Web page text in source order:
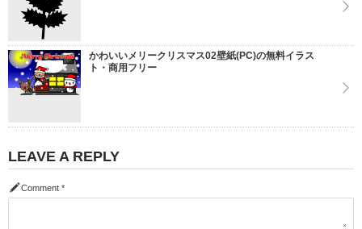
かわいいメリークリスマス02壁紙(PC)の無料イラス
ト・商用フリー
LEAVE A REPLY
Comment *